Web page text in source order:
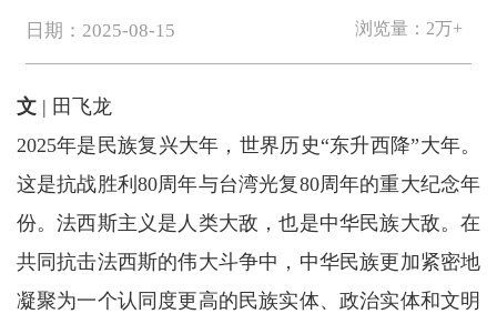
日期：2025-08-15 浏览量： 2万+
文| 田飞龙
2025年是民族复兴大年，世界历史“东升西降”大年。
这是抗战胜利80周年与台湾光复80周年的重大纪念年
份。法西斯主义是人类大敌，也是中华民族大敌。在
共同抗击法西斯的伟大斗争中，中华民族更加紧密地
凝聚为一个认同度更高的民族实体、政治实体和文明